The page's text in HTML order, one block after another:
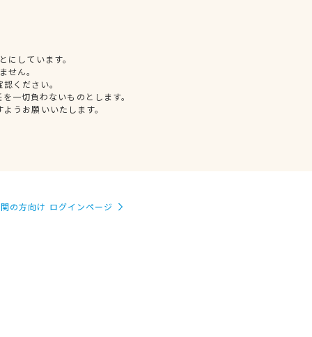
しています。
せん。
ください。
一切負わないものとします。
うお願いいたします。
の方向け ログインページ